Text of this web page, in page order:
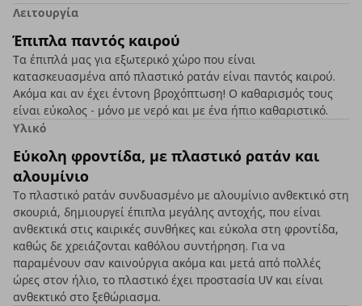
Λειτουργία
Έπιπλα παντός καιρού
Τα έπιπλά μας για εξωτερικό χώρο που είναι
κατασκευασμένα από πλαστικό ρατάν είναι παντός καιρού.
Ακόμα και αν έχει έντονη βροχόπτωση! Ο καθαρισμός τους
είναι εύκολος - μόνο με νερό και με ένα ήπιο καθαριστικό.
Υλικό
Εύκολη φροντίδα, με πλαστικό ρατάν και
αλουμίνιο
Το πλαστικό ρατάν συνδυασμένο με αλουμίνιο ανθεκτικό στη
σκουριά, δημιουργεί έπιπλα μεγάλης αντοχής, που είναι
ανθεκτικά στις καιρικές συνθήκες και εύκολα στη φροντίδα,
καθώς δε χρειάζονται καθόλου συντήρηση. Για να
παραμένουν σαν καινούργια ακόμα και μετά από πολλές
ώρες στον ήλιο, το πλαστικό έχει προστασία UV και είναι
ανθεκτικό στο ξεθώριασμα.